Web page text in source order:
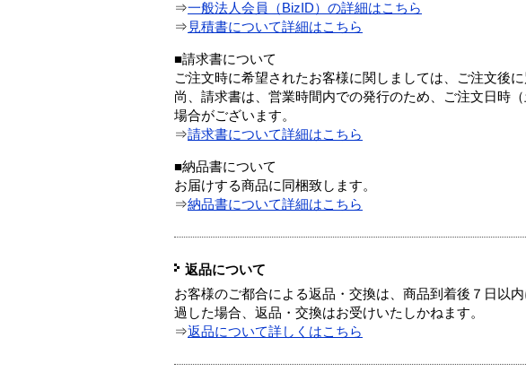
⇒一般法人会員（BizID）の詳細はこちら
⇒ 見積書について詳細はこちら
■請求書について
ご注文時に希望されたお客様に関しましては、ご注文後に
尚、請求書は、営業時間内での発行のため、ご注文日時
場合がございます。
⇒請求書について詳細はこちら
■納品書について
お届けする商品に同梱致します。
⇒納品書について詳細はこちら
返品について
お客様のご都合による返品・交換は、商品到着後７日以
過した場合、返品・交換はお受けいたしかねます。
⇒返品について詳しくはこちら